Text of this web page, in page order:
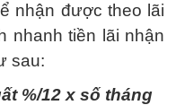
nhận được theo lãi
nhanh tiền lãi nhận
sau:
%/12 x số tháng